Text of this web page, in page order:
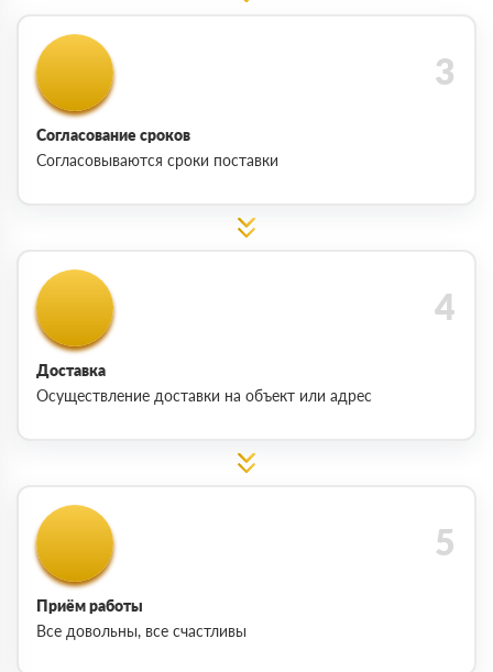
Согласование сроков
Согласовываются сроки поставки
Доставка
Осуществление доставки на объект или адрес
Приём работы
Все довольны, все счастливы